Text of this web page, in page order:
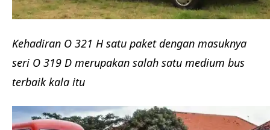
Kehadiran O 321 H satu paket dengan masuknya
seri O 319 D merupakan salah satu medium bus
terbaik kala itu